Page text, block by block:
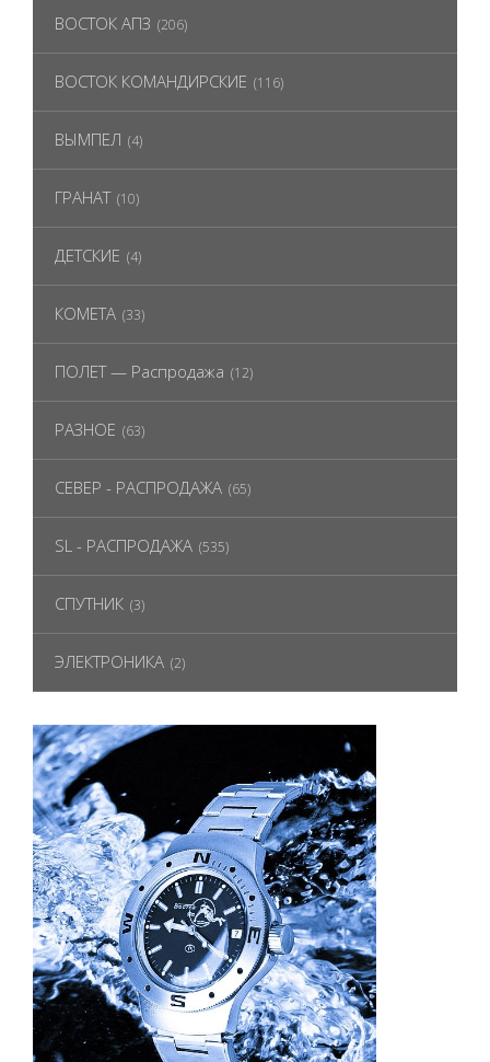
ВОСТОК АПЗ (206)
ВОСТОК КОМАНДИРСКИЕ (116)
ВЫМПЕЛ (4)
ГРАНАТ (10)
ДЕТСКИЕ (4)
КОМЕТА (33)
ПОЛЕТ — Распродажа (12)
РАЗНОЕ (63)
СЕВЕР - РАСПРОДАЖА (65)
SL - РАСПРОДАЖА (535)
СПУТНИК (3)
ЭЛЕКТРОНИКА (2)